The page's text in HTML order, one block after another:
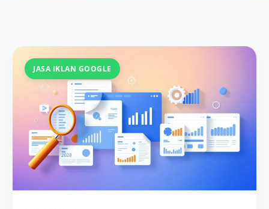
JASA IKLAN GOOGLE